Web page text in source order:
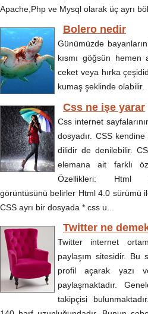
Apache,Php ve Mysql olarak üç ayrı
Bolero nedir
Günümüzde
kısmı göğsün hemen
ceket veya hırka
kumaş şeklinde olabilir.
Css ne işe yarar
Css internet
dosyadır. CSS
dilidir de denilebilir.
elemana ait farklı
Özellikleri: Html
görüntüsünü belirler Html 4.0 sürümü
CSS ayrı bir dosyada *.css u...
Twitter ne
Twitter internet
paylaşım sitesidir.
profil açarak yazı
paylaşmaktadır.
takipçisi